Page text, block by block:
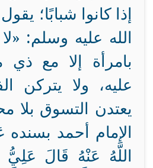
إذا كانوا شبابًا؛
الله عليه وسلم:
بامرأة إلا مع
عليه، ولا يتركن
يعتدن التسوق بلا
الإمام أحمد
اللَّهُ عَنْهُ قَالَ